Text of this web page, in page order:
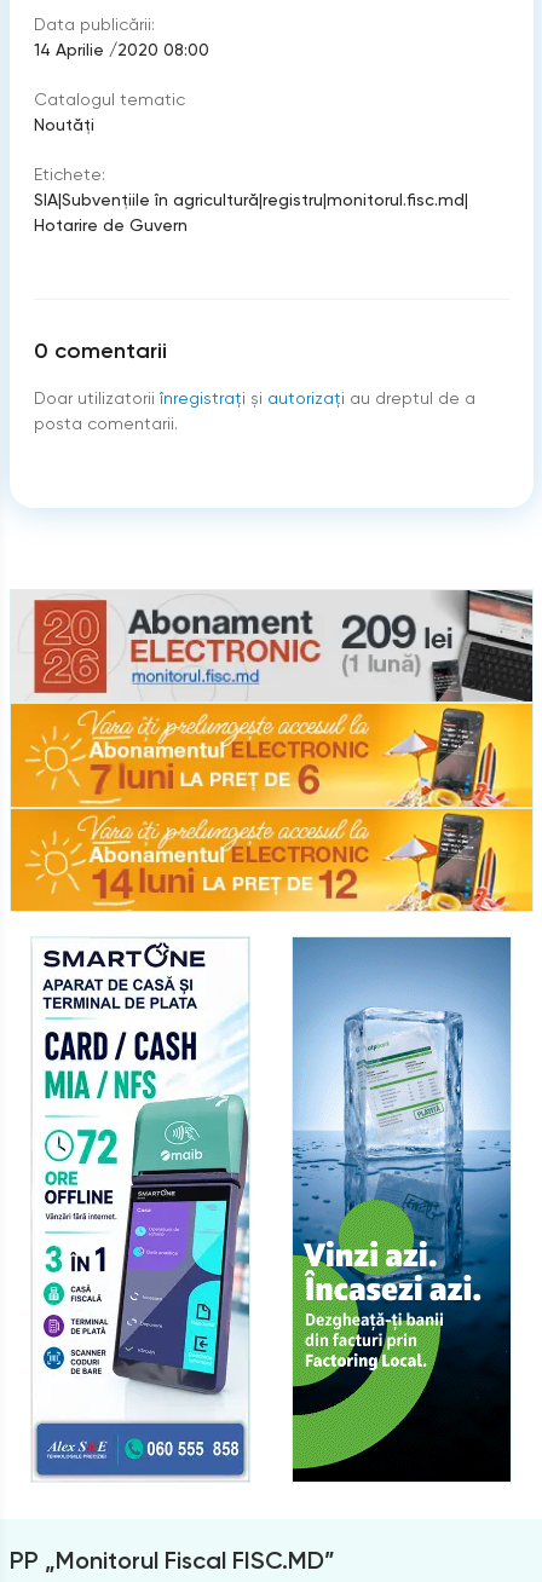
Data publicării:
14 Aprilie /2020 08:00
Catalogul tematic
Noutăți
Etichete:
SIA|Subvenţiile în agricultură|registru|monitorul.fisc.md|
Hotarire de Guvern
0 comentarii
Doar utilizatorii înregistraţi şi autorizați au dreptul de a
posta comentarii.
PP „Monitorul Fiscal FISC.MD”